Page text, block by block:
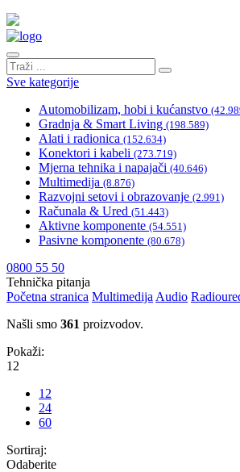
Sve kategorije
Automobilizam, hobi i kućanstvo
Gradnja & Smart Living (198.589)
Alati i radionica (152.634)
Konektori i kabeli (273.719)
Mjerna tehnika i napajači (40.646)
Multimedija (8.876)
Razvojni setovi i obrazovanje (2.991)
Računala & Ured (51.443)
Aktivne komponente (54.551)
Pasivne komponente (80.678)
0800 55 50
Tehnička pitanja
Početna stranica Multimedija Audio
Našli smo 361 proizvodov.
Pokaži:
12
12
24
60
Sortiraj:
Odaberite